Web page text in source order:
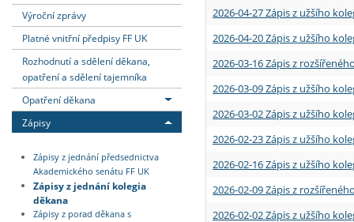
Absolventi fakulty
Vyjíždějící zaměstnanci
Výroční zprávy
Platné vnitřní předpisy FF UK
Rozhodnutí a sdělení děkana,
opatření a sdělení tajemníka
Opatření děkana
Zápisy
Zápisy z jednání předsednictva
Akademického senátu FF UK
Zápisy z jednání kolegia
děkana
Zápisy z porad děkana s
2026-04-27 Zápis z užšího
2026-04-20 Zápis z užšího
2026-03-16 Zápis z
2026-03-09 Zápis z užšího
2026-03-02 Zápis z užšího
2026-02-23 Zápis z užšího
2026-02-16 Zápis z užšího
2026-02-09 Zápis z
2026-02-02 Zápis z užšího